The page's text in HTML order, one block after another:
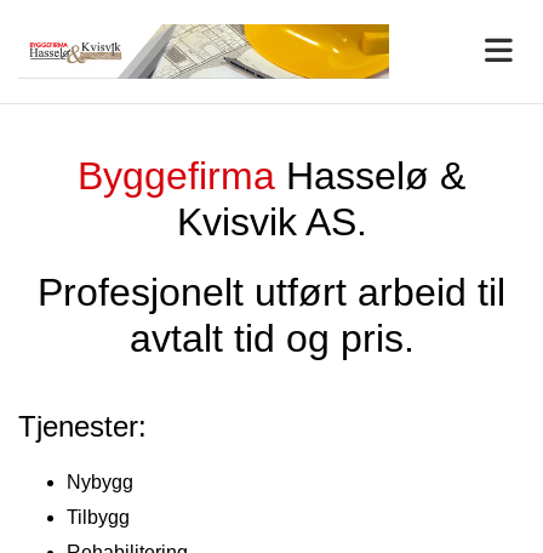
Byggefirma Hasselø &
Kvisvik AS.
Profesjonelt utført arbeid til
avtalt tid og pris.
Tjenester:
Nybygg
Tilbygg